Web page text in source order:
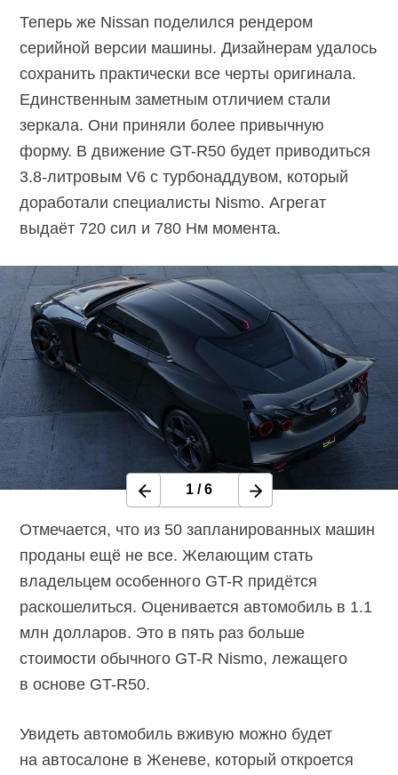
Теперь же Nissan поделился рендером
серийной версии машины. Дизайнерам удалось
сохранить практически все черты оригинала.
Единственным заметным отличием стали
зеркала. Они приняли более привычную
форму. В движение GT-R50 будет приводиться
3.8-литровым V6 с турбонаддувом, который
доработали специалисты Nismo. Агрегат
выдаёт 720 сил и 780 Нм момента.
1 /6
Отмечается, что из 50 запланированных машин
проданы ещё не все. Желающим стать
владельцем особенного GT-R придётся
раскошелиться. Оценивается автомобиль в 1.1
млн долларов. Это в пять раз больше
стоимости обычного GT-R Nismo, лежащего
в основе GT-R50.
Увидеть автомобиль вживую можно будет
на автосалоне в Женеве, который откроется